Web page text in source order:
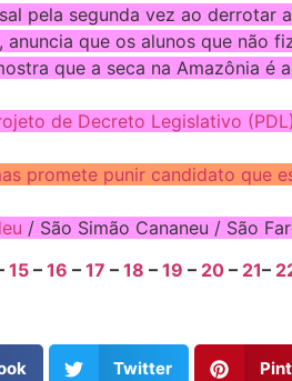
pela segunda vez ao derrotar
que os alunos que não
que a seca na Amazônia é
de Decreto Legislativo
promete punir candidato que
/ São Simão Cananeu / São
15 – 16 – 17 – 18 – 19 – 20 – 21–
Twitter